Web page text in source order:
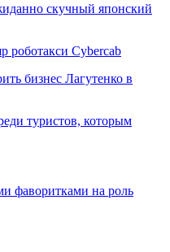
скучный японский
роботакси Cybercab
бизнес Лагутенко в
туристов, которым
фаворитками на роль